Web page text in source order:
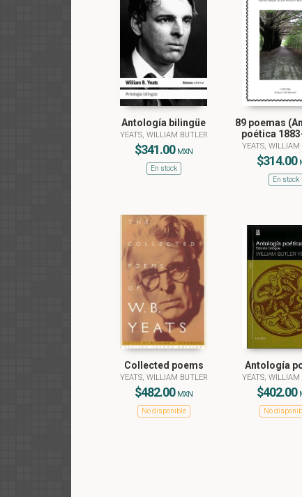
Antología bilingüe
YEATS, WILLIAM BUTLER
$341.00 MXN
En stock
89 poemas
poética
YEATS, WILLIAM
$314.00
En stock
Collected poems
YEATS, WILLIAM BUTLER
$482.00 MXN
No disponible
Antología
YEATS, WILLIAM
$402.00
No